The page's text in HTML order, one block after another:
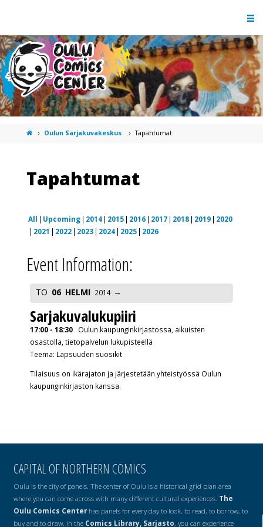
Oulun Sarjakuvakeskus Tapahtumat
Tapahtumat
All Upcoming 2014 2015 2016 2017 2018 2019
2020
2021
2022 2023 2024 2025 2026
Event Information:
TO 06 HELMI 2014
Sarjakuvalukupiiri
17:00 - 18:30
Oulun kaupunginkirjastossa, aikuisten
osastolla, tietopalvelun lukupisteellä
Teema: Lapsuuden suosikit
Tilaisuus on ikärajaton ja järjestetään yhteistyössä Oulun
kaupunginkirjaston kanssa.
CAPITAL OF NORTHERN COMICS
Oulu is the city of panels. The center of Oulu is a historical grid plan area
where you can come across with many different cultural experiences. The
Oulu Comics Centerhas panels for every day to look, to read, to borrow, to
buy and to draw. In the Comics Library, Sarjasto, you can experience